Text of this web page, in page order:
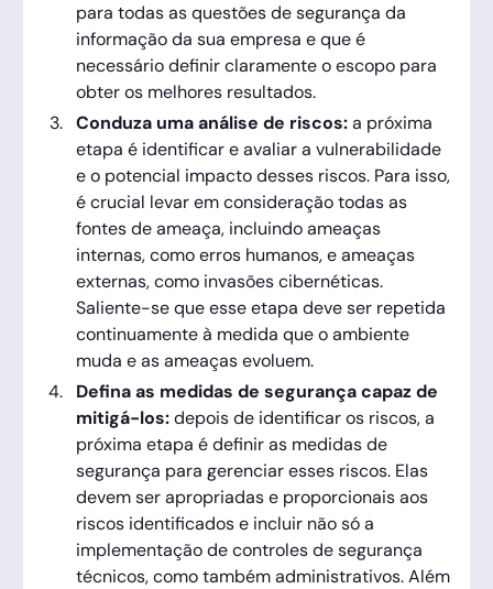
para todas as questões de segurança da
informação da sua empresa e que é
necessário definir claramente o escopo para
obter os melhores resultados.
Conduza uma análise de riscos:a próxima
etapa é identificar e avaliar a vulnerabilidade
e o potencial impacto desses riscos. Para isso,
é crucial levar em consideração todas as
fontes de ameaça, incluindo ameaças
internas, como erros humanos, e ameaças
externas, como invasões cibernéticas.
Saliente-se que esse etapa deve ser repetida
continuamente à medida que o ambiente
muda e as ameaças evoluem.
Defina as medidas de segurança capaz de
mitigá-los:depois de identificar os riscos, a
próxima etapa é definir as medidas de
segurança para gerenciar esses riscos. Elas
devem ser apropriadas e proporcionais aos
riscos identificados e incluir não só a
implementação de controles de segurança
técnicos, como também administrativos. Além